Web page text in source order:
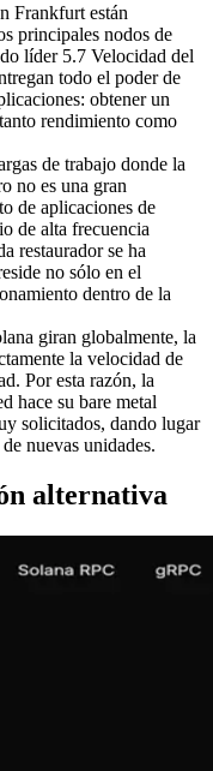
Frankfurt están
principales nodos de
líder 5.7 Velocidad del
todo el poder de
obtener un
rendimiento como
de trabajo donde la
no es una gran
de aplicaciones de
de alta frecuencia
restaurador se ha
no sólo en el
dentro de la
giran globalmente, la
la velocidad de
Por esta razón, la
hace su bare metal
solicitados, dando lugar
nuevas unidades.
alternativa